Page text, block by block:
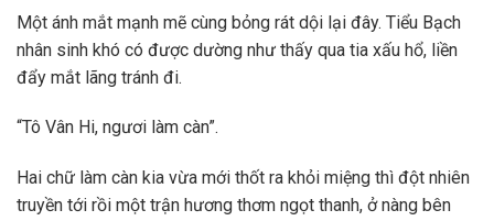
Một ánh mắt mạnh mẽ cùng bỏng rát dội lại đây. Tiểu Bạch
nhân sinh khó có được dường như thấy qua tia xấu hổ, liền
đẩy mắt lãng tránh đi.
“Tô Vân Hi, ngươi làm càn”.
Hai chữ làm càn kia vừa mới thốt ra khỏi miệng thì đột nhiên
truyền tới rồi một trận hương thơm ngọt thanh, ở nàng bên